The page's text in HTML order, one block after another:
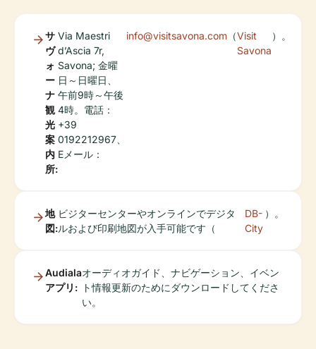
サ
ヴ
ォ
ー
ナ
観
光
案
内
所:
Via Maestri
d’Ascia 7r,
Savona; 金曜
日～日曜日、
午前9時～午後
4時。電話：
+39
0192212967、
Eメール：
info@visitsavona.com （Visit
Savona
）。
地
図:
ビジターセンターやオンラインでデジタ
ルおよび印刷地図が入手可能です（
DB-
City
）。
Audiala
アプリ:
オーディオガイド、ナビゲーション、イベン
ト情報更新のためにダウンロードしてくださ
い。